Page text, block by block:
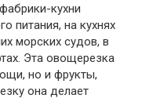
кухни
питания, на кухнях
морских судов, в
Эта овощерезка
но и фрукты,
она делает